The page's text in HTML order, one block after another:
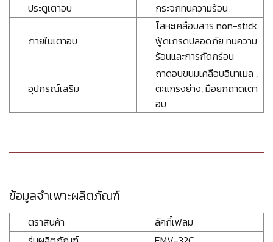
ประตูเตาอบ
กระจกทนความร้อน
ภายในเตาอบ
โลหะเคลือบสาร non-stick
ฟู้ดเกรดปลอดภัย ทนความ
ร้อนและการกัดกร่อน
อุปกรณ์เสริม
ถาดอบขนมเคลือบอินาเมล ,
ตะแกรงย่าง, มือยกถาดเตา
อบ
ข้อมูลจำเพาะผลิตภัณฑ์
ตราสินค้า
ลัคกี้เฟลม